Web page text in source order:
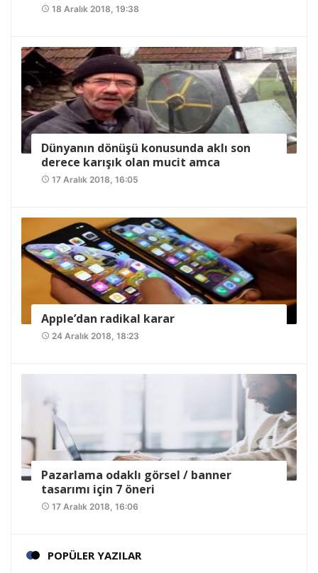
access_time 18 Aralık 2018, 19:38
Dünyanın dönüşü konusunda aklı son
derece karışık olan mucit amca
access_time 17 Aralık 2018, 16:05
Apple’dan radikal karar
access_time 24 Aralık 2018, 18:23
Pazarlama odaklı görsel / banner
tasarımı için 7 öneri
access_time 17 Aralık 2018, 16:06
POPÜLER YAZILAR